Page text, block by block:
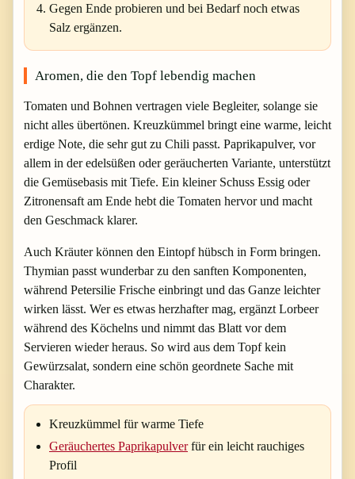
Gegen Ende probieren und bei Bedarf noch etwas
Salz ergänzen.
Aromen, die den Topf lebendig machen
Tomaten und Bohnen vertragen viele Begleiter, solange sie
nicht alles übertönen. Kreuzkümmel bringt eine warme, leicht
erdige Note, die sehr gut zu Chili passt. Paprikapulver, vor
allem in der edelsüßen oder geräucherten Variante, unterstützt
die Gemüsebasis mit Tiefe. Ein kleiner Schuss Essig oder
Zitronensaft am Ende hebt die Tomaten hervor und macht
den Geschmack klarer.
Auch Kräuter können den Eintopf hübsch in Form bringen.
Thymian passt wunderbar zu den sanften Komponenten,
während Petersilie Frische einbringt und das Ganze leichter
wirken lässt. Wer es etwas herzhafter mag, ergänzt Lorbeer
während des Köchelns und nimmt das Blatt vor dem
Servieren wieder heraus. So wird aus dem Topf kein
Gewürzsalat, sondern eine schön geordnete Sache mit
Charakter.
Kreuzkümmel für warme Tiefe
Geräuchertes Paprikapulverfür ein leicht rauchiges
Profil